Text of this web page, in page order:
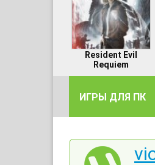
Resident Evil
Requiem
ИГРЫ ДЛЯ ПК